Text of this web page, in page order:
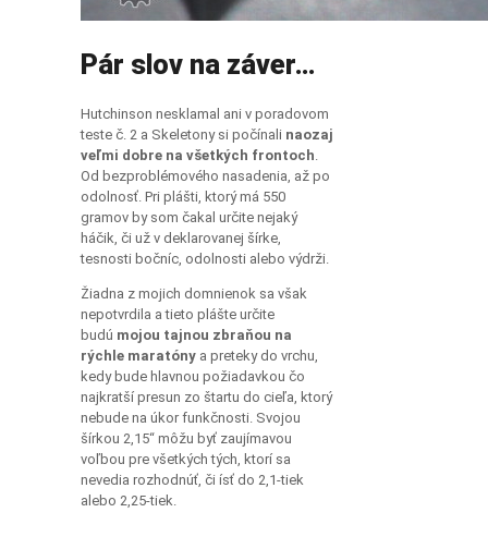
Pár slov na záver…
Hutchinson nesklamal ani v poradovom
teste č. 2 a Skeletony si počínali naozaj
veľmi dobre na všetkých frontoch
Od bezproblémového nasadenia, až po
odolnosť. Pri plášti, ktorý má 550
gramov by som čakal určite nejaký
háčik, či už v deklarovanej šírke,
tesnosti bočníc, odolnosti alebo výdrži.
Žiadna z mojich domnienok sa však
nepotvrdila a tieto plášte určite
budú mojou tajnou zbraňou na
rýchle maratóny a preteky do vrchu,
kedy bude hlavnou požiadavkou čo
najkratší presun zo štartu do cieľa, ktorý
nebude na úkor funkčnosti. Svojou
šírkou 2,15“ môžu byť zaujímavou
voľbou pre všetkých tých, ktorí sa
nevedia rozhodnúť, či ísť do 2,1-tiek
alebo 2,25-tiek.